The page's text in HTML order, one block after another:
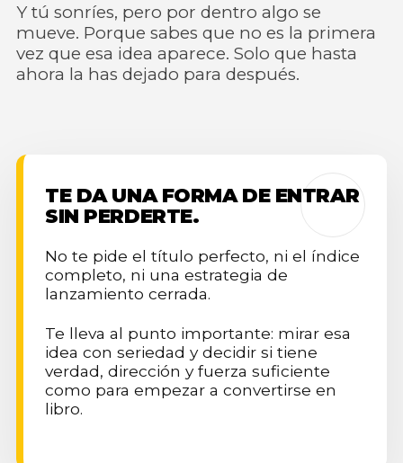
Y tú sonríes, pero por dentro algo se
mueve. Porque sabes que no es la primera
vez que esa idea aparece. Solo que hasta
ahora la has dejado para después.
TE DA UNA FORMA DE ENTRAR
SIN PERDERTE.
No te pide el título perfecto, ni el índice
completo, ni una estrategia de
lanzamiento cerrada.
Te lleva al punto importante: mirar esa
idea con seriedad y decidir si tiene
verdad, dirección y fuerza suficiente
como para empezar a convertirse en
libro.